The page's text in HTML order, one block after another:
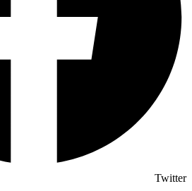
Twitter